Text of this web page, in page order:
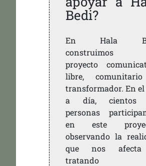
Bedi?
En Hala
construimos
proyecto
libre,
transformador. En el
a día, cientos
personas
en este
observando la
que nos
tratando